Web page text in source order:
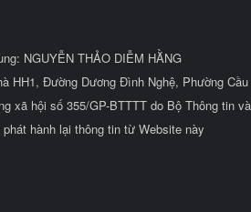
NGUYỄN THẢO DIỄM HẰNG
HH1, Đường Dương Đình Nghệ, Phường
xã hội số 355/GP-BTTTT do Bộ Thông tin
hành lại thông tin từ Website này